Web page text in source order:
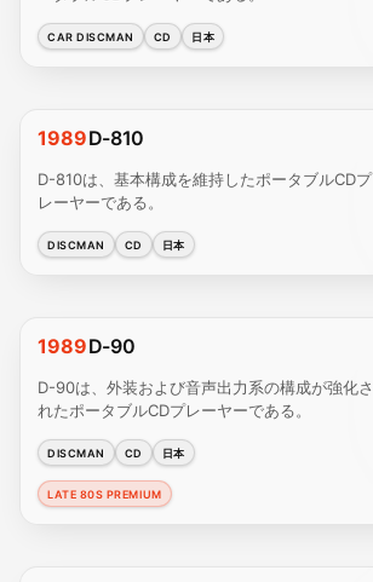
CAR DISCMAN CD 日本
1989D-810
D-810は、基本構成を維持したポータブルCDプ
レーヤーである。
DISCMAN CD 日本
1989D-90
D-90は、外装および音声出力系の構成が強化さ
れたポータブルCDプレーヤーである。
DISCMAN CD 日本
LATE 80S PREMIUM